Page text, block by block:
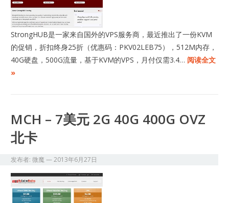
​StrongHUB是一家来自国外的VPS服务商，最近推出了一份KVM
的促销，折扣终身25折（优惠码：PKV02LEB75），512M内存，
40G硬盘，500G流量，基于KVM的VPS，月付仅需3.4… 阅读全文
»
MCH – 7美元 2G 40G 400G OVZ
北卡
发布者:微魔 —2013年6月27日